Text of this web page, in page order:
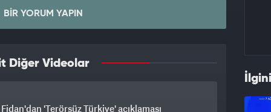
yöneticisi olduğu iddia edilen Murat
BIR YORUM YAPIN
Diğer Videolar
'Terörsüz Türkiye' açıklaması